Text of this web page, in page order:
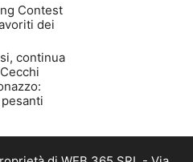
Contest
dei
continua